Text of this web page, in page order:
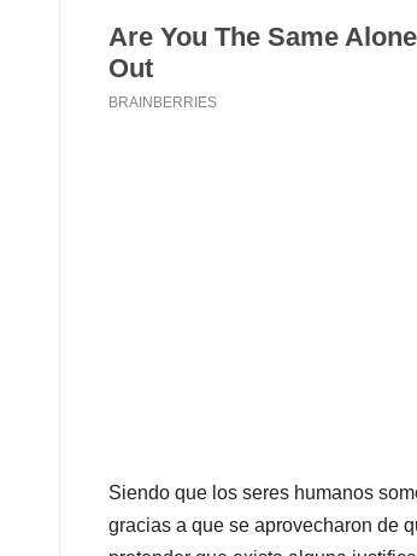
Siendo que los seres humanos
gracias a que se aprovecharon de